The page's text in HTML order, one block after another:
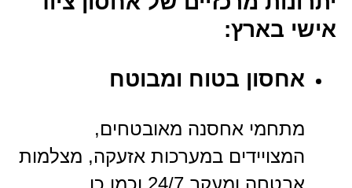
אישי בארץ:
אחסון בטוח ומבוטח
מתחמי אחסנה מאובטחים,
המצויידים במערכות אזעקה, מצלמות
אבטחה ומעקב 24/7 וכמו כן